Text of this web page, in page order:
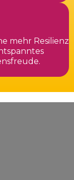
mehr Resilienz